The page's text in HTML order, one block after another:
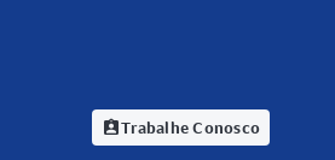
assignment_indTrabalhe Conosco